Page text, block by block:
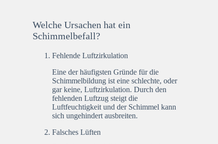
Welche Ursachen hat ein
Schimmelbefall?
Fehlende Luftzirkulation
Eine der häufigsten Gründe für die
Schimmelbildung ist eine schlechte, oder
gar keine, Luftzirkulation. Durch den
fehlenden Luftzug steigt die
Luftfeuchtigkeit und der Schimmel kann
sich ungehindert ausbreiten.
Falsches Lüften